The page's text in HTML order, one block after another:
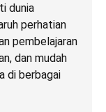
dunia
perhatian
pembelajaran
dan mudah
di berbagai